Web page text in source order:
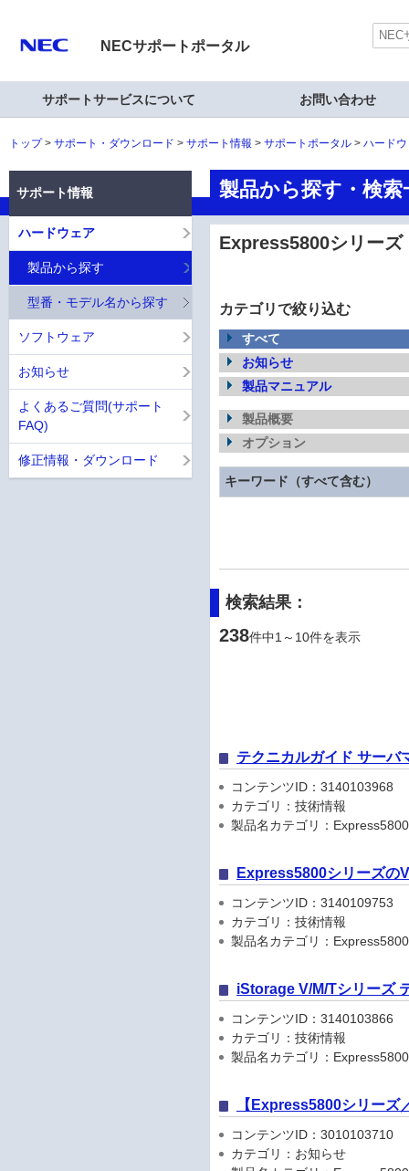
NECサポートポータル
サポートサービスについて お問い合わせ
トップ サポート・ダウンロード サポート情報 サポートポータル ハード
製品から探す・検
Express5800シリーズ
カテゴリで絞り込む
すべて
お知らせ
製品マニュアル
製品概要
オプション
キーワード（すべて含む）
検索結果：
238件中1～10件を表示
テクニカルガイド サーバ
コンテンツID：3140103968
カテゴリ：技術情報
製品名カテゴリ：
Express5800シリーズの
コンテンツID：3140109753
カテゴリ：技術情報
製品名カテゴリ：
iStorage V/M/Tシリーズ
コンテンツID：3140103866
カテゴリ：技術情報
製品名カテゴリ：
【Express5800シリー
コンテンツID：3010103710
カテゴリ：お知らせ
サポート情報
ハードウェア
製品から探す
型番・モデル名から探す
ソフトウェア
お知らせ
よくあるご質問(サポート
FAQ)
修正情報・ダウンロード